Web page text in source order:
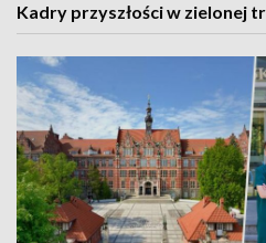
Kadry przyszłości w zielonej